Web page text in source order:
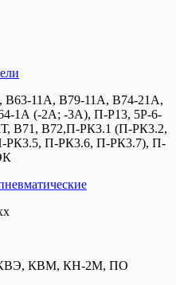
В63-11А, В79-11А, В74-21А,
1А (-2А; -3А), П-Р13, 5Р-6-
В71, В72,П-РК3.1 (П-РК3.2,
РК3.5, П-РК3.6, П-РК3.7), П-
КВМ, КН-2М, ПО